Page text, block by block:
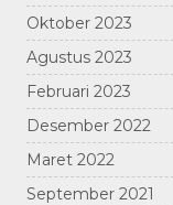
Oktober 2023
Agustus 2023
Februari 2023
Desember 2022
Maret 2022
September 2021